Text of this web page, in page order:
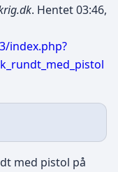
. Hentet 03:46,
index.php?
med pistol på